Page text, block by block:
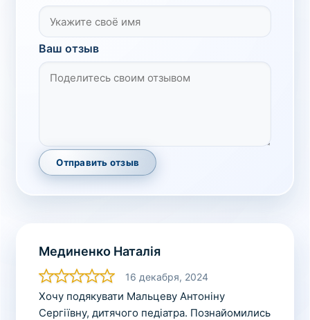
Ваш отзыв
Отправить отзыв
Мединенко Наталія
16 декабря, 2024
Хочу подякувати Мальцеву Антоніну
Сергіївну, дитячого педіатра. Познайомились